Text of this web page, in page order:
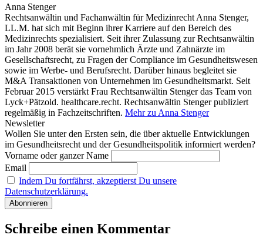
Anna Stenger
Rechtsanwältin und Fachanwältin für Medizinrecht Anna Stenger,
LL.M. hat sich mit Beginn ihrer Karriere auf den Bereich des
Medizinrechts spezialisiert. Seit ihrer Zulassung zur Rechtsanwältin
im Jahr 2008 berät sie vornehmlich Ärzte und Zahnärzte im
Gesellschaftsrecht, zu Fragen der Compliance im Gesundheitswesen
sowie im Werbe- und Berufsrecht. Darüber hinaus begleitet sie
M&A Transaktionen von Unternehmen im Gesundheitsmarkt. Seit
Februar 2015 verstärkt Frau Rechtsanwältin Stenger das Team von
Lyck+Pätzold. healthcare.recht. Rechtsanwältin Stenger publiziert
regelmäßig in Fachzeitschriften. Mehr zu Anna Stenger
Newsletter
Wollen Sie unter den Ersten sein, die über aktuelle Entwicklungen
im Gesundheitsrecht und der Gesundheitspolitik informiert werden?
Vorname oder ganzer Name
Email
Indem Du fortfährst, akzeptierst Du unsere
Datenschutzerklärung.
Schreibe einen Kommentar